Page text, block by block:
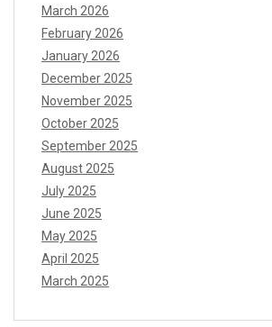
March 2026
February 2026
January 2026
December 2025
November 2025
October 2025
September 2025
August 2025
July 2025
June 2025
May 2025
April 2025
March 2025